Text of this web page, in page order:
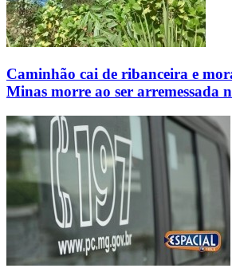
Caminhão cai de ribanceira e
Minas morre ao ser arremessada